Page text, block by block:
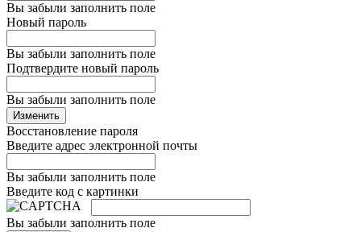
Вы забыли заполнить поле
Новый пароль
Вы забыли заполнить поле
Подтвердите новый пароль
Вы забыли заполнить поле
Изменить
Восстановление пароля
Введите адрес электронной почты
Вы забыли заполнить поле
Введите код с картинки
Вы забыли заполнить поле